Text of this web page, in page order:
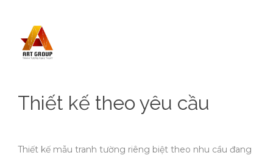
Thiết kế theo yêu cầu
Thiết kế mẫu tranh tường riêng biệt theo nhu cầu đang